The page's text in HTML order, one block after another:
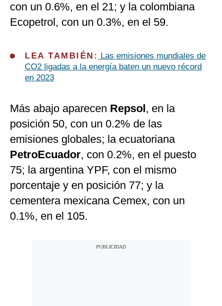
con un 0.6%, en el 21; y la colombiana
Ecopetrol, con un 0.3%, en el 59.
LEA TAMBIÉN:
Las emisiones mundiales de
CO2 ligadas a la energía baten un nuevo récord
en 2023
Más abajo aparecen Repsol, en la
posición 50, con un 0.2% de las
emisiones globales; la ecuatoriana
PetroEcuador, con 0.2%, en el puesto
75; la argentina YPF, con el mismo
porcentaje y en posición 77; y la
cementera mexicana Cemex, con un
0.1%, en el 105.